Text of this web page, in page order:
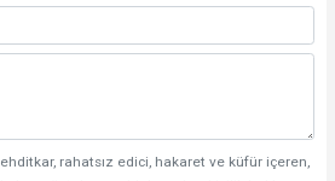
rahatsız edici, hakaret ve küfür içeren,